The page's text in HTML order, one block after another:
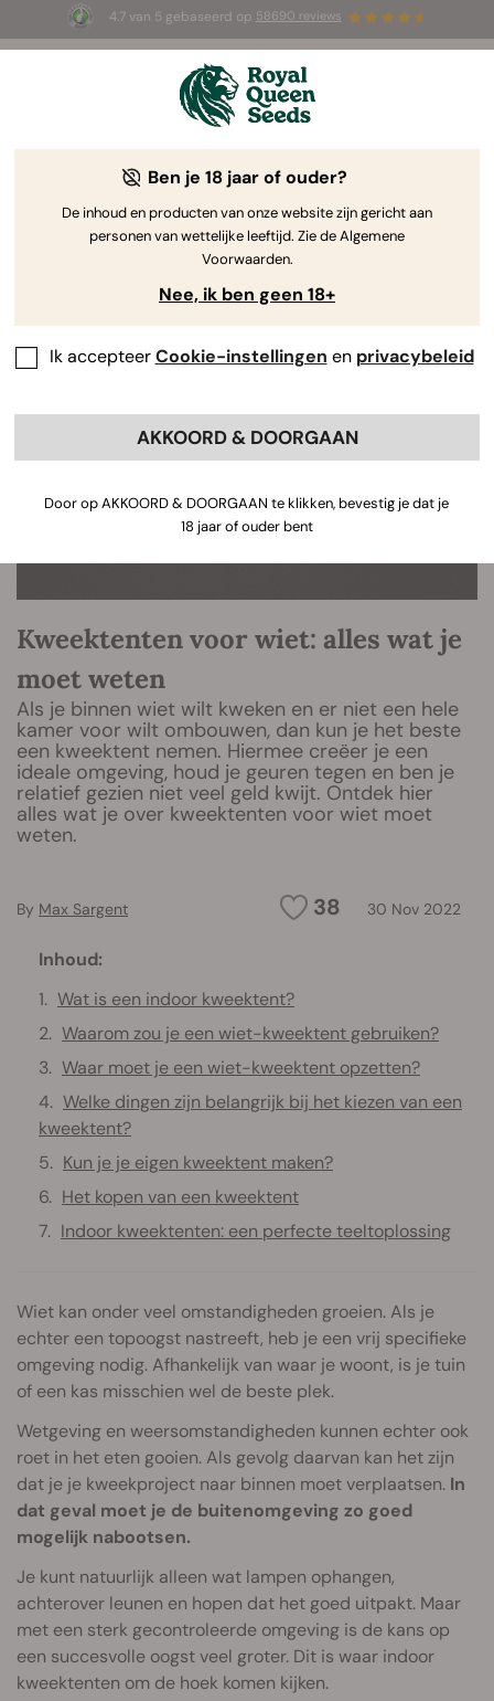
4.7 van 5 gebaseerd op 58690 reviews
☀️ Summer Sales: tot wel 50% korting
op geselecteerde producten! ⏤
The RQS Blog
Cannabis Lifestyle Blogs
Kweektenten voor wiet: alles wat je
moet weten
Als je binnen wiet wilt kweken en er niet een hele
kamer voor wilt ombouwen, dan kun je het beste
een kweektent nemen. Hiermee creëer je een
ideale omgeving, houd je geuren tegen en ben je
relatief gezien niet veel geld kwijt. Ontdek hier
alles wat je over kweektenten voor wiet moet
weten.
38 30 Nov 2022
By Max Sargent
Inhoud:
Wat is een indoor kweektent?
Waarom zou je een wiet-kweektent gebruiken?
Waar moet je een wiet-kweektent opzetten?
Welke dingen zijn belangrijk bij het kiezen van een
kweektent?
Kun je je eigen kweektent maken?
Het kopen van een kweektent
Indoor kweektenten: een perfecte teeltoplossing
Wiet kan onder veel omstandigheden groeien. Als je
echter een topoogst nastreeft, heb je een vrij specifieke
omgeving nodig. Afhankelijk van waar je woont, is je tuin
of een kas misschien wel de beste plek.
Wetgeving en weersomstandigheden kunnen echter ook
roet in het eten gooien. Als gevolg daarvan kan het zijn
dat je je kweekproject naar binnen moet verplaatsen. In
dat geval moet je de buitenomgeving zo goed
mogelijk nabootsen.
Je kunt natuurlijk alleen wat lampen ophangen,
achterover leunen en hopen dat het goed uitpakt. Maar
met een sterk gecontroleerde omgeving is de kans op
een succesvolle oogst veel groter. Dit is waar indoor
kweektenten om de hoek komen kijken.
Ben je 18 jaar of ouder?
De inhoud en producten van onze website zijn gericht aan
personen van wettelijke leeftijd. Zie de Algemene
Voorwaarden.
Nee, ik ben geen 18+
Ik accepteerCookie-instellingen en privacybeleid
AKKOORD & DOORGAAN
Door op AKKOORD & DOORGAAN te klikken, bevestig je dat je
18 jaar of ouder bent